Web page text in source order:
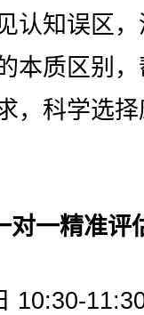
认知误区
本质区别
，科学选
对一精准评